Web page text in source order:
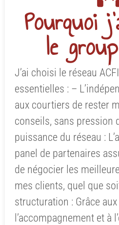
Pourquoi
le
J’ai choisi le réseau
essentielles : –
aux courtiers de rester
conseils, sans pression
puissance du réseau :
panel de partenaires
de négocier les
mes clients, quel que
structuration : Grâce
l’accompagnement et à